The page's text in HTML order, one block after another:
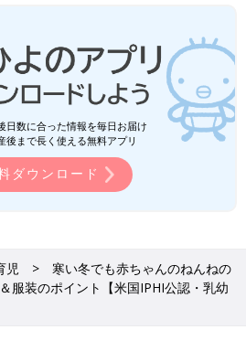
ま、おむつ替えができるデザイン。寝
えるため、6カ月ごろまで使用可能。
の着せ方】
日数に合った情報を毎日お届け
後まで長く使える無料アプリ
ダウンロード
児
寒い冬でも赤ちゃんのねんねの
服装のポイント【米国IPHI公認・乳幼